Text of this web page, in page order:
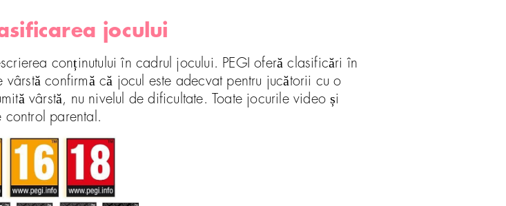
jocului
conținutului în cadrul jocului. PEGI oferă clasificări în
confirmă că jocul este adecvat pentru jucătorii cu o
vârstă, nu nivelul de dificultate. Toate jocurile video și
control parental.